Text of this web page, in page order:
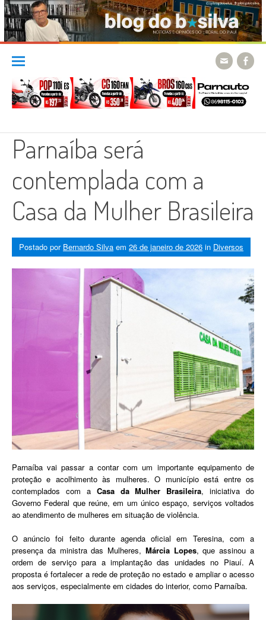
Skip
content
Parnaíba será
contemplada com a
Casa da Mulher Brasileira
Postado por Bernardo Silva em 26 de janeiro de 2026 in Diversos
Parnaíba vai passar a contar com um importante equipamento de
proteção e acolhimento às mulheres. O município está entre os
contemplados com a Casa da Mulher Brasileira, iniciativa do
Governo Federal que reúne, em um único espaço, serviços voltados
ao atendimento de mulheres em situação de violência.
O anúncio foi feito durante agenda oficial em Teresina, com a
presença da ministra das Mulheres, Márcia Lopes, que assinou a
ordem de serviço para a implantação das unidades no Piauí. A
proposta é fortalecer a rede de proteção no estado e ampliar o acesso
aos serviços, especialmente em cidades do interior, como Parnaíba.